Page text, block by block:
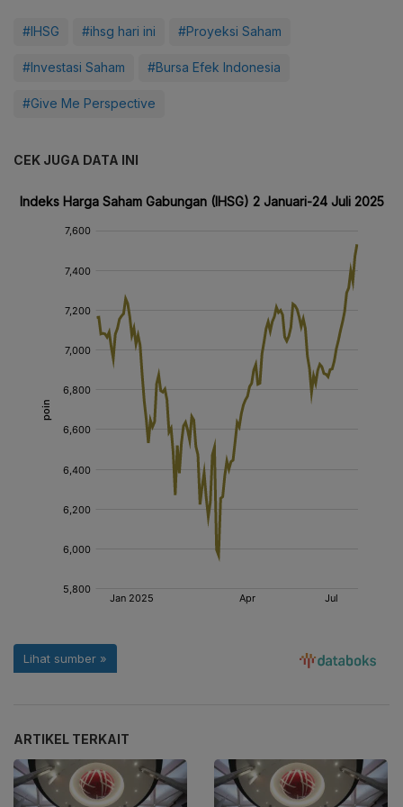
#IHSG #ihsg hari ini #Proyeksi Saham
#Investasi Saham #Bursa Efek Indonesia
#Give Me Perspective
CEK JUGA DATA INI
ARTIKEL TERKAIT